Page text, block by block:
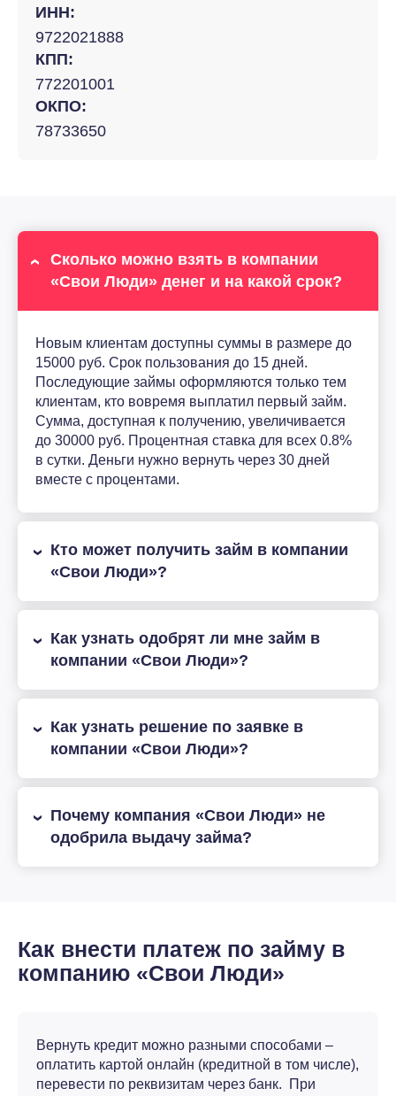
ИНН:
9722021888
КПП:
772201001
ОКПО:
78733650
Сколько можно взять в компании
«Свои Люди» денег и на какой срок?
Новым клиентам доступны суммы в размере до
15000 руб. Срок пользования до 15 дней.
Последующие займы оформляются только тем
клиентам, кто вовремя выплатил первый займ.
Сумма, доступная к получению, увеличивается
до 30000 руб. Процентная ставка для всех 0.8%
в сутки. Деньги нужно вернуть через 30 дней
вместе с процентами.
Кто может получить займ в компании
«Свои Люди»?
Как узнать одобрят ли мне займ в
компании «Свои Люди»?
Как узнать решение по заявке в
компании «Свои Люди»?
Почему компания «Свои Люди» не
одобрила выдачу займа?
Как внести платеж по займу в
компанию «Свои Люди»
Вернуть кредит можно разными способами –
оплатить картой онлайн (кредитной в том числе),
перевести по реквизитам через банк. При